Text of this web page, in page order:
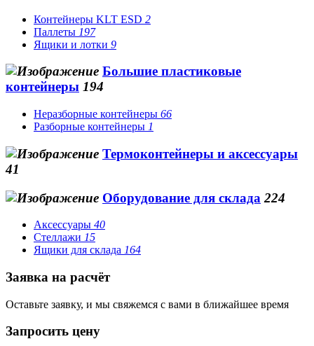
Контейнеры KLT ESD 2
Паллеты 197
Ящики и лотки 9
Большие пластиковые
контейнеры 194
Неразборные контейнеры 66
Разборные контейнеры 1
Термоконтейнеры и аксессуары
41
Оборудование для склада 224
Аксессуары 40
Стеллажи 15
Ящики для склада 164
Заявка на расчёт
Оставьте заявку, и мы свяжемся с вами в ближайшее время
Запросить цену